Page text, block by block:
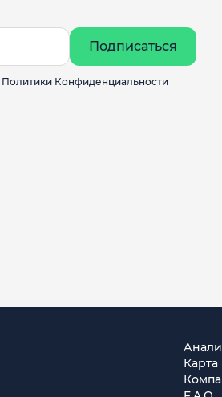
Подписаться
Политики Конфиденциальности